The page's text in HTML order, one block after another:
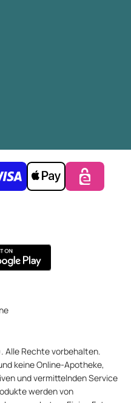
Alle Rechte vorbehalten.
keine Online-Apotheke,
und vermittelnden Service
werden von